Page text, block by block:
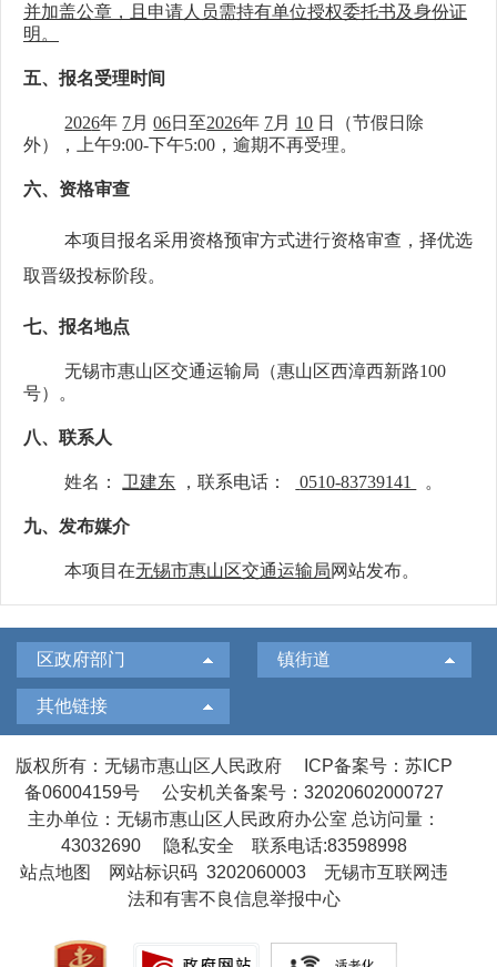
并加盖公章 ，
且申请人员需持有单位授权委托书及身份证
明。
五、报名受理时间
2026年 7月 06日至2026年 7月 10 日（节假日除
外），上午9:00-下午5:00，逾期不再受理。
六、资格审查
本项目报名采用资格预审方式进行资格审查，择优选
取晋级投标阶段。
七、报名地点
无锡市惠山区交通运输局 （惠山区西漳西新路100
号）
。
八、联系人
姓名： 卫建东 ，联系电话： 0510-83739141 。
九、 发布媒介
本项目在无锡市惠山区交通运输局网站发布。
区政府部门 镇街道
其他链接
版权所有：无锡市惠山区人民政府
ICP备案号：苏ICP
备06004159号
公安机关备案号：32020602000727
主办单位：无锡市惠山区人民政府办公室 总访问量：
43032690
隐私安全
联系电话:83598998
站点地图
网站标识码 3202060003
无锡市互联网违
法和有害不良信息举报中心